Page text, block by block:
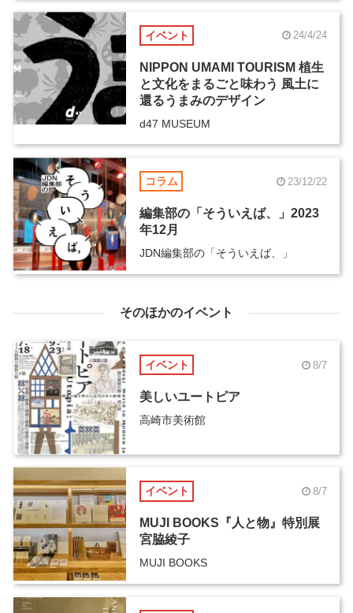
イベント 24/4/24
NIPPON UMAMI TOURISM 植生
と文化をまるごと味わう 風土に
還るうまみのデザイン
d47 MUSEUM
コラム 23/12/22
編集部の「そういえば、」2023
年12月
JDN編集部の「そういえば、」
そのほかのイベント
イベント 8/7
美しいユートピア
高崎市美術館
イベント 8/7
MUJI BOOKS『人と物』特別展
宮脇綾子
MUJI BOOKS